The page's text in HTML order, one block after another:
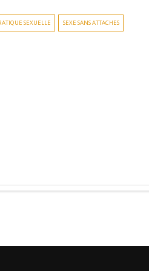
SEXUELLE SEXE SANS ATTACHES